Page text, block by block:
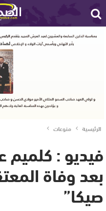
الرئيسية منوعات
فيديو :
بعد وفاة
صيكا”